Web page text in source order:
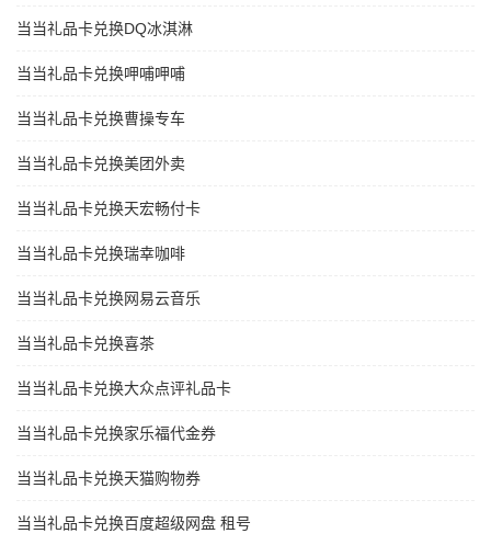
当当礼品卡兑换DQ冰淇淋
当当礼品卡兑换呷哺呷哺
当当礼品卡兑换曹操专车
当当礼品卡兑换美团外卖
当当礼品卡兑换天宏畅付卡
当当礼品卡兑换瑞幸咖啡
当当礼品卡兑换网易云音乐
当当礼品卡兑换喜茶
当当礼品卡兑换大众点评礼品卡
当当礼品卡兑换家乐福代金券
当当礼品卡兑换天猫购物券
当当礼品卡兑换百度超级网盘 租号